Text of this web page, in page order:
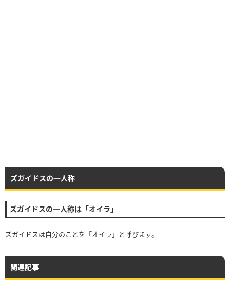
ズガイドスの一人称
ズガイドスの一人称は「オイラ」
ズガイドスは自分のことを「オイラ」と呼びます。
関連記事